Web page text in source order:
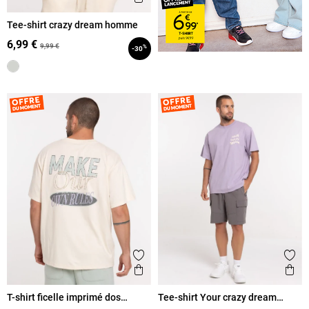
Tee-shirt crazy dream homme
6,99 € 9,99 € -30%
Ajouter aux favoris
Aperçu rapide
T-shirt ficelle imprimé dos
Tee-shirt Your crazy dream